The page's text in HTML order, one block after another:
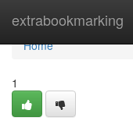
extrabookmarking
Home
Home
1